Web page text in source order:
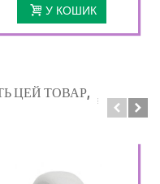
У КОШИК
ЦЕЙ ТОВАР,